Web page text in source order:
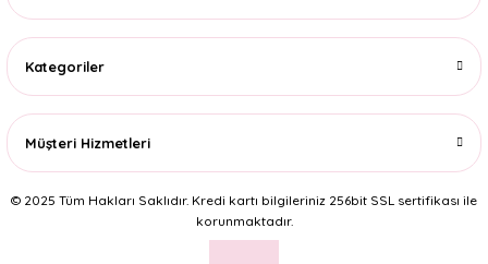
Kategoriler
Müşteri Hizmetleri
© 2025 Tüm Hakları Saklıdır. Kredi kartı bilgileriniz 256bit SSL sertifikası ile
korunmaktadır.